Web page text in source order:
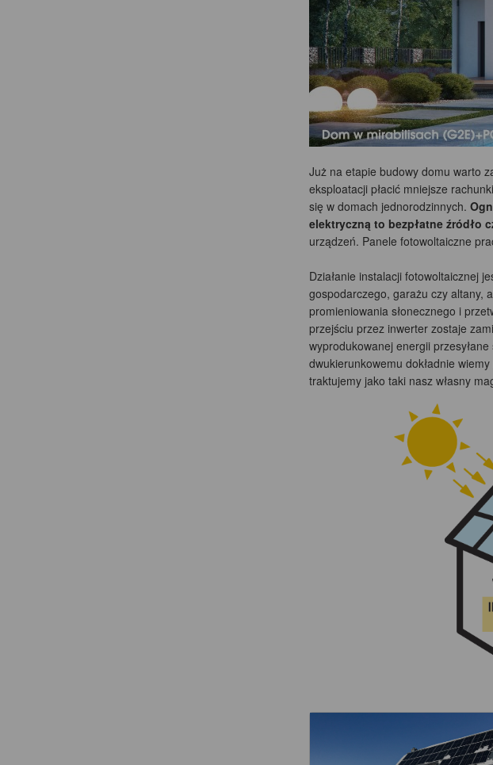
Już na etapie budowy domu warto
eksploatacji płacić mniejsze
się w domach jednorodzinnych.
elektryczną to bezpłatne źródło
urządzeń. Panele fotowoltaiczne
Działanie instalacji fotowoltaicznej
gospodarczego, garażu czy altany,
promieniowania słonecznego i
przejściu przez inwerter zostaje
wyprodukowanej energii
dwukierunkowemu dokładnie
traktujemy jako taki nasz własny